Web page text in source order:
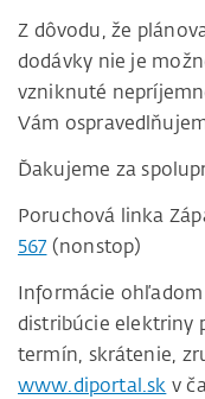
Z dôvodu, že
dodávky nie je
vzniknuté
Vám
Ďakujeme za
Poruchová linka
567 (nonstop)
Informácie
distribúcie elektriny
termín, skrátenie,
www.diportal.sk v